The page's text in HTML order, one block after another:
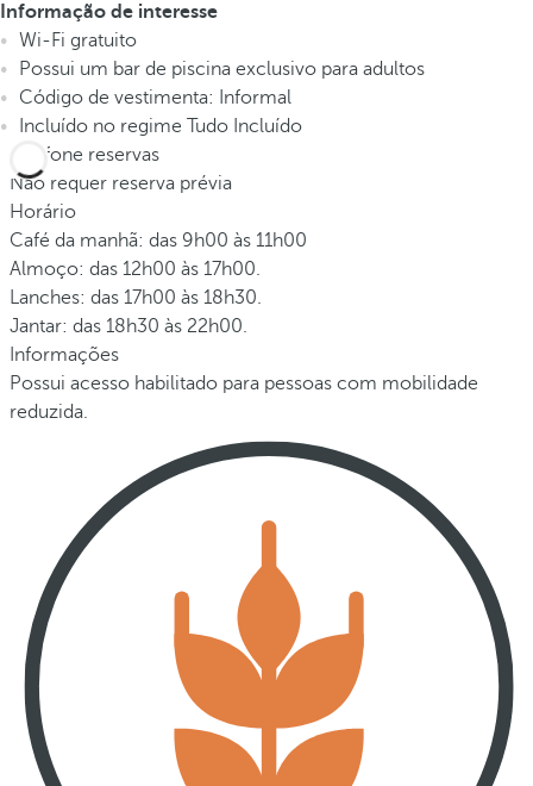
Informação de interesse
Wi-Fi gratuito
Possui um bar de piscina exclusivo para adultos
Código de vestimenta: Informal
Incluído no regime Tudo Incluído
Telefone reservas
Não requer reserva prévia
Horário
Café da manhã: das 9h00 às 11h00
Almoço: das 12h00 às 17h00.
Lanches: das 17h00 às 18h30.
Jantar: das 18h30 às 22h00.
Informações
Possui acesso habilitado para pessoas com mobilidade
reduzida.